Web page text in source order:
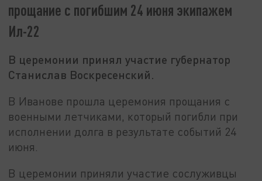
прощание с погибшим 24 июня экипажем
Ил-22
В церемонии принял участие губернатор
Станислав Воскресенский.
В Иванове прошла церемония прощания с
военными летчиками, который погибли при
исполнении долга в результате событий 24
июня.
В церемонии приняли участие сослуживцы